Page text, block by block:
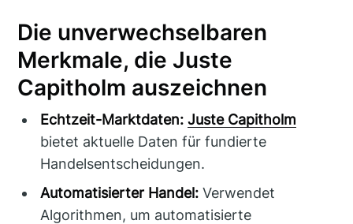
Die unverwechselbaren
Merkmale, die Juste
Capitholm auszeichnen
Echtzeit-Marktdaten: Juste Capitholm
bietet aktuelle Daten für fundierte
Handelsentscheidungen.
Automatisierter Handel: Verwendet
Algorithmen, um automatisierte